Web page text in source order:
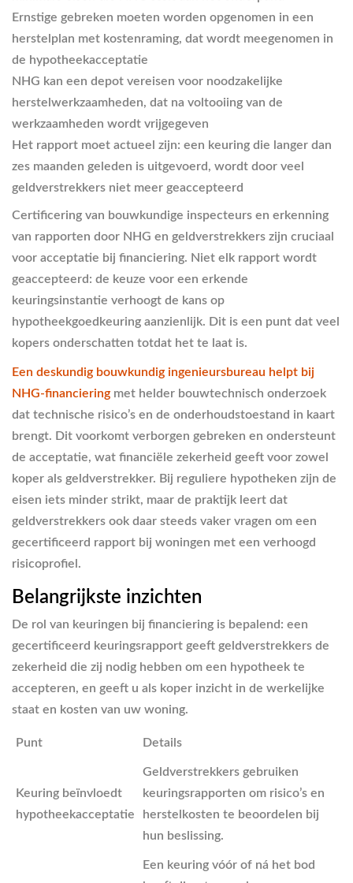
Ernstige gebreken moeten worden opgenomen in een
herstelplan met kostenraming, dat wordt meegenomen in
de hypotheekacceptatie
NHG kan een depot vereisen voor noodzakelijke
herstelwerkzaamheden, dat na voltooiing van de
werkzaamheden wordt vrijgegeven
Het rapport moet actueel zijn: een keuring die langer dan
zes maanden geleden is uitgevoerd, wordt door veel
geldverstrekkers niet meer geaccepteerd
Certificering van bouwkundige inspecteurs en erkenning
van rapporten door NHG en geldverstrekkers zijn cruciaal
voor acceptatie bij financiering. Niet elk rapport wordt
geaccepteerd: de keuze voor een erkende
keuringsinstantie verhoogt de kans op
hypotheekgoedkeuring aanzienlijk. Dit is een punt dat veel
kopers onderschatten totdat het te laat is.
Een deskundig bouwkundig ingenieursbureau helpt bij
NHG-financiering met helder bouwtechnisch onderzoek
dat technische risico’s en de onderhoudstoestand in kaart
brengt. Dit voorkomt verborgen gebreken en ondersteunt
de acceptatie, wat financiële zekerheid geeft voor zowel
koper als geldverstrekker. Bij reguliere hypotheken zijn de
eisen iets minder strikt, maar de praktijk leert dat
geldverstrekkers ook daar steeds vaker vragen om een
gecertificeerd rapport bij woningen met een verhoogd
risicoprofiel.
Belangrijkste inzichten
De rol van keuringen bij financiering is bepalend: een
gecertificeerd keuringsrapport geeft geldverstrekkers de
zekerheid die zij nodig hebben om een hypotheek te
accepteren, en geeft u als koper inzicht in de werkelijke
staat en kosten van uw woning.
Punt Details
Keuring beïnvloedt
hypotheekacceptatie
Geldverstrekkers gebruiken
keuringsrapporten om risico’s en
herstelkosten te beoordelen bij
hun beslissing.
Een keuring vóór of ná het bod